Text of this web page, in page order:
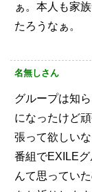
ぁ。本人も家
たろうなぁ。
名無しさん
グループは知
になったけど
張って欲しい
番組でEXILE
んて思ってい